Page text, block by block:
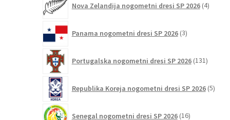
Nova Zelandija nogometni dresi SP 2026 4izdelki
Panama nogometni dresi SP 2026 3izdelki
Portugalska nogometni dresi SP 2026 131
Republika Koreja nogometni dresi SP 2026 5
Senegal nogometni dresi SP 2026 16